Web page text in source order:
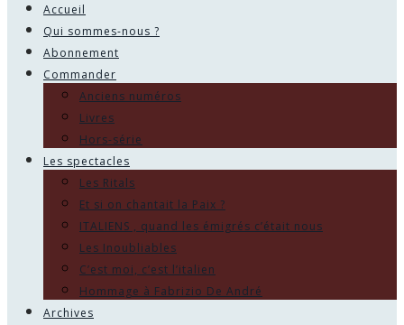
Accueil
Qui sommes-nous ?
Abonnement
Commander
Anciens numéros
Livres
Hors-série
Les spectacles
Les Ritals
Et si on chantait la Paix ?
ITALIENS , quand les émigrés c’était nous
Les Inoubliables
C’est moi, c’est l’italien
Hommage à Fabrizio De André
Archives